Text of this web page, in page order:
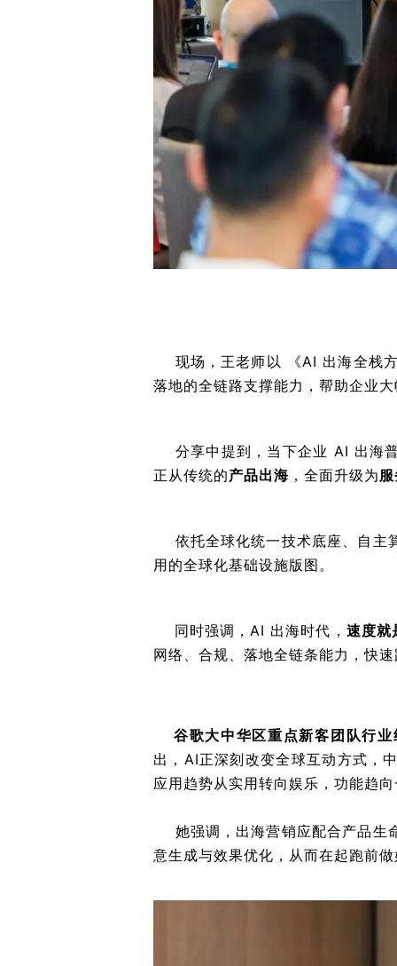
现场，王老师以 《AI 出海全栈
落地的全链路支撑能力，帮助企业
分享中提到，当下企业 AI 出海
正从传统的产品出海 ，全面升级为
依托全球化统一技术底座、自主
用的全球化基础设施版图。
同时强调，AI 出海时代， 速度就
网络、合规、落地全链条能力，快
谷歌大中华区重点新客团队行
出，AI正深刻改变全球互动方式，
应用趋势从实用转向娱乐，功能趋
她强调，出海营销应配合产品生
意生成与效果优化，从而在起跑前